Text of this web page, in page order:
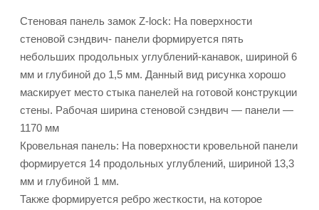
Стеновая панель замок Z-lock: На поверхности
стеновой сэндвич- панели формируется пять
небольших продольных углублений-канавок, шириной 6
мм и глубиной до 1,5 мм. Данный вид рисунка хорошо
маскирует место стыка панелей на готовой конструкции
стены. Рабочая ширина стеновой сэндвич — панели —
1170 мм
Кровельная панель: На поверхности кровельной панели
формируется 14 продольных углублений, шириной 13,3
мм и глубиной 1 мм.
Также формируется ребро жесткости, на которое